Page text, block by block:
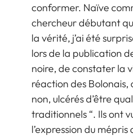
conformer. Naïve
chercheur débutant
la vérité, j’ai été
lors de la publication
noire, de constater la
réaction des Bolonais,
non, ulcérés d’être
traditionnels “. Ils ont
l’expression du mépris